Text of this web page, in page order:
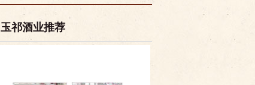
玉祁酒业推荐